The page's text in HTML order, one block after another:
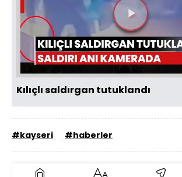
Videoyu
Oynat
Kılıçlı saldırgan tutuklandı
#kayseri #haberler